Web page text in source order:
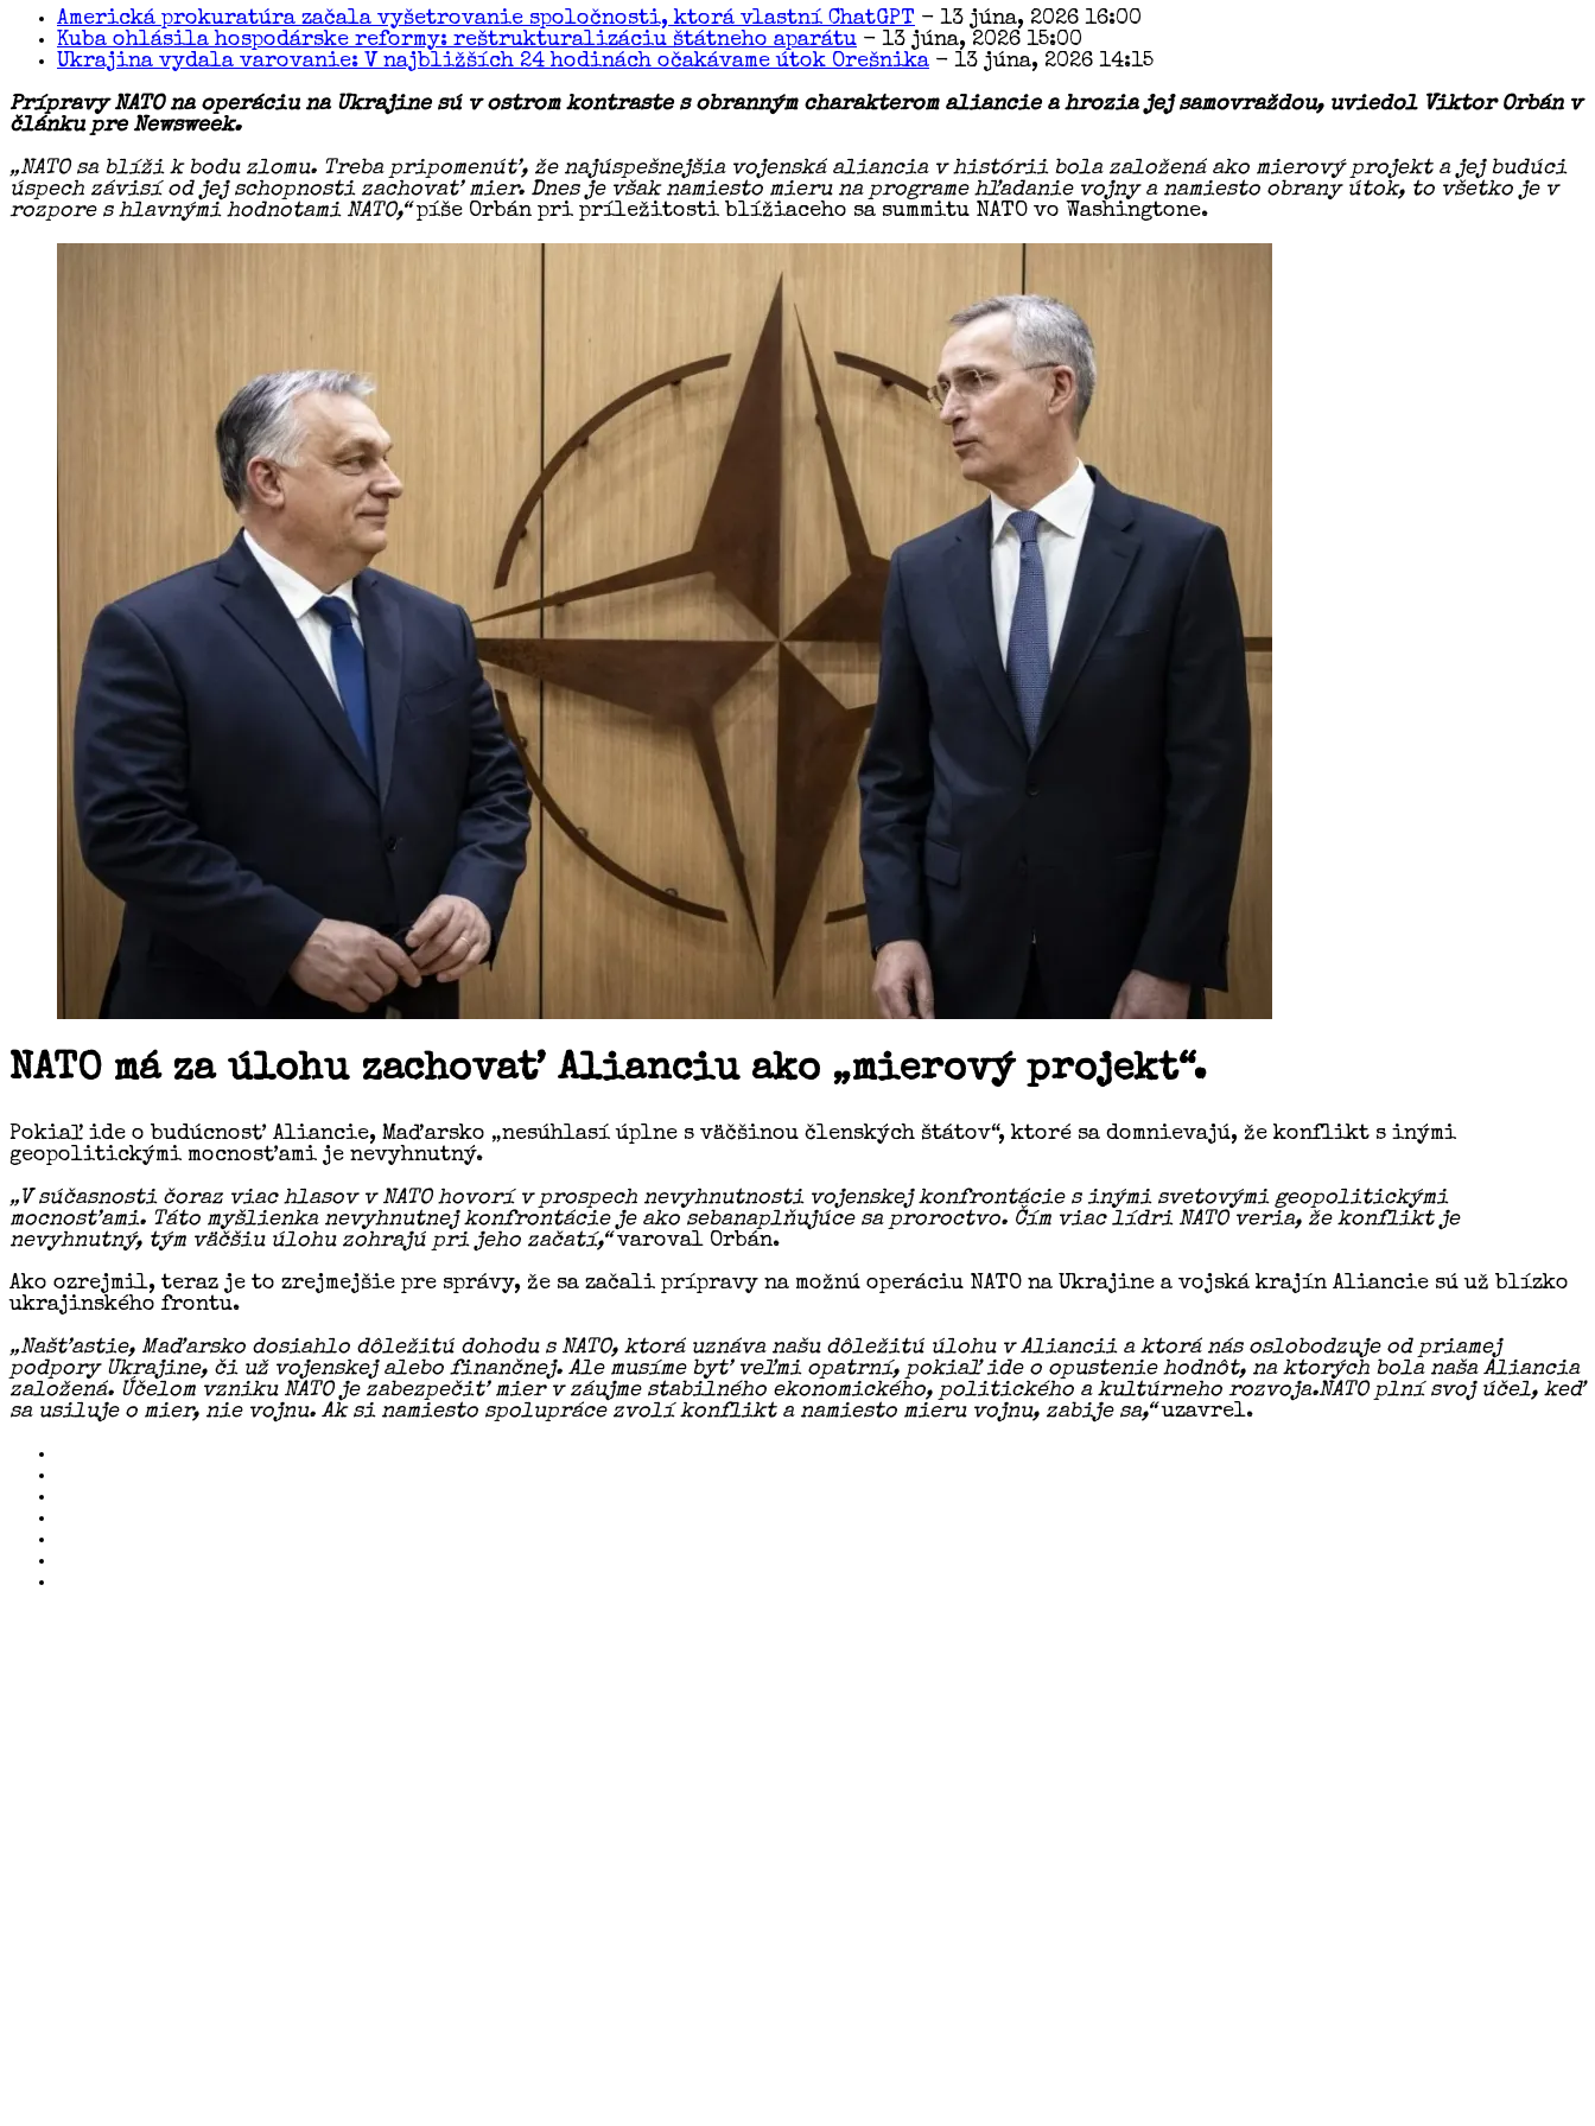
Americká prokuratúra začala vyšetrovanie spoločnosti, ktorá vlastní ChatGPT - 13 júna, 2026 16:00
Kuba ohlásila hospodárske reformy: reštrukturalizáciu štátneho aparátu - 13 júna, 2026 15:00
Ukrajina vydala varovanie: V najbližších 24 hodinách očakávame útok Orešnika - 13 júna, 2026 14:15
Prípravy NATO na operáciu na Ukrajine sú v ostrom kontraste s obranným charakterom aliancie a hrozia jej samovraždou, uviedol Viktor Orbán v
článku pre Newsweek.
„NATO sa blíži k bodu zlomu. Treba pripomenúť, že najúspešnejšia vojenská aliancia v histórii bola založená ako mierový projekt a jej budúci
úspech závisí od jej schopnosti zachovať mier. Dnes je však namiesto mieru na programe hľadanie vojny a namiesto obrany útok, to všetko je v
rozpore s hlavnými hodnotami NATO,“píše Orbán pri príležitosti blížiaceho sa summitu NATO vo Washingtone.
NATO má za úlohu zachovať Alianciu ako „mierový projekt“.
Pokiaľ ide o budúcnosť Aliancie, Maďarsko „nesúhlasí úplne s väčšinou členských štátov“, ktoré sa domnievajú, že konflikt s inými
geopolitickými mocnosťami je nevyhnutný.
„V súčasnosti čoraz viac hlasov v NATO hovorí v prospech nevyhnutnosti vojenskej konfrontácie s inými svetovými geopolitickými
mocnosťami. Táto myšlienka nevyhnutnej konfrontácie je ako sebanaplňujúce sa proroctvo. Čím viac lídri NATO veria, že konflikt je
nevyhnutný, tým väčšiu úlohu zohrajú pri jeho začatí,“varoval Orbán.
Ako ozrejmil, teraz je to zrejmejšie pre správy, že sa začali prípravy na možnú operáciu NATO na Ukrajine a vojská krajín Aliancie sú už blízko
ukrajinského frontu.
„Našťastie, Maďarsko dosiahlo dôležitú dohodu s NATO, ktorá uznáva našu dôležitú úlohu v Aliancii a ktorá nás oslobodzuje od priamej
podpory Ukrajine, či už vojenskej alebo finančnej. Ale musíme byť veľmi opatrní, pokiaľ ide o opustenie hodnôt, na ktorých bola naša Aliancia
založená. Účelom vzniku NATO je zabezpečiť mier v záujme stabilného ekonomického, politického a kultúrneho rozvoja.NATO plní svoj účel, keď
sa usiluje o mier, nie vojnu. Ak si namiesto spolupráce zvolí konflikt a namiesto mieru vojnu, zabije sa,“uzavrel.